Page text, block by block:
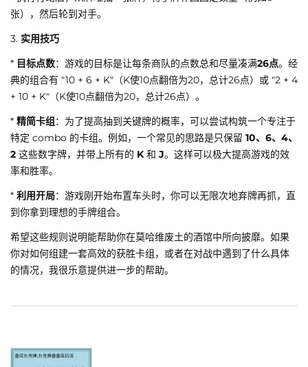
张），然后轮到对手。
3. 实用技巧
* 目标点数：游戏的目标是让每条商队的点数总和尽量凑满26点。经
典的组合有 "10 + 6 + K"（K使10点翻倍为20，总计26点）或 "2 + 4
+ 10 + K"（K使10点翻倍为20，总计26点）。
* 精简卡组：为了提高抽到关键牌的概率，可以尝试构筑一个专注于
特定 combo 的卡组。例如，一个常见的思路是只保留 10、6、4、
2 这些数字牌，并带上所有的 K和 J。这样可以极大提高游戏的效
率和胜率。
* 利用开局：游戏刚开始布置车头时，你可以无限次地弃牌再抓，直
到你拿到理想的手牌组合。
希望这些规则说明能帮助你在莫哈维废土的酒馆中所向披靡。如果
你对如何组建一套高效的获胜卡组，或者在对战中遇到了什么具体
的情况，我很乐意提供进一步的帮助。